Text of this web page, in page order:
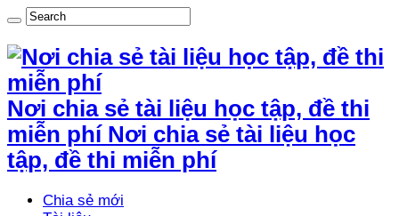
Nơi chia sẻ tài liệu học tập, đề thi
miễn phí Nơi chia sẻ tài liệu học
tập, đề thi miễn phí
Chia sẻ mới